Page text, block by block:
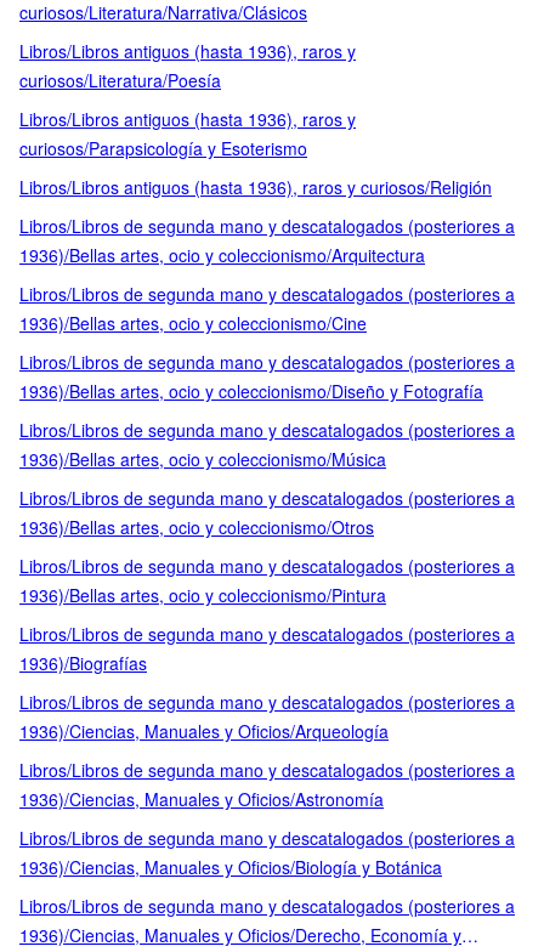
curiosos/Literatura/Narrativa/Clásicos
Libros/Libros antiguos (hasta 1936), raros y
curiosos/Literatura/Poesía
Libros/Libros antiguos (hasta 1936), raros y
curiosos/Parapsicología y Esoterismo
Libros/Libros antiguos (hasta 1936), raros y curiosos/Religión
Libros/Libros de segunda mano y descatalogados (posteriores a
1936)/Bellas artes, ocio y coleccionismo/Arquitectura
Libros/Libros de segunda mano y descatalogados (posteriores a
1936)/Bellas artes, ocio y coleccionismo/Cine
Libros/Libros de segunda mano y descatalogados (posteriores a
1936)/Bellas artes, ocio y coleccionismo/Diseño y Fotografía
Libros/Libros de segunda mano y descatalogados (posteriores a
1936)/Bellas artes, ocio y coleccionismo/Música
Libros/Libros de segunda mano y descatalogados (posteriores a
1936)/Bellas artes, ocio y coleccionismo/Otros
Libros/Libros de segunda mano y descatalogados (posteriores a
1936)/Bellas artes, ocio y coleccionismo/Pintura
Libros/Libros de segunda mano y descatalogados (posteriores a
1936)/Biografías
Libros/Libros de segunda mano y descatalogados (posteriores a
1936)/Ciencias, Manuales y Oficios/Arqueología
Libros/Libros de segunda mano y descatalogados (posteriores a
1936)/Ciencias, Manuales y Oficios/Astronomía
Libros/Libros de segunda mano y descatalogados (posteriores a
1936)/Ciencias, Manuales y Oficios/Biología y Botánica
Libros/Libros de segunda mano y descatalogados (posteriores a
1936)/Ciencias, Manuales y Oficios/Derecho, Economía y